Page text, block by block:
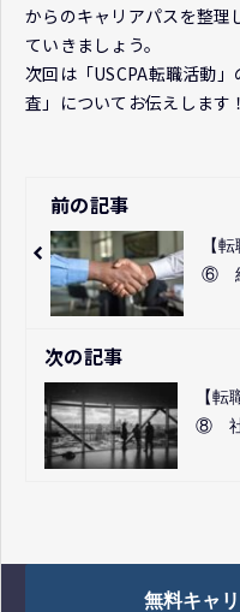
からのキャリアパスを整理
ていきましょう。
次回は「USCPA転職活動
査」についてお伝えします！
前の記事
【
⑥ 経
次の記事
【
⑧ 社
無料キャ